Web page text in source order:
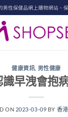
男性保健品網上購物網站、
健康資訊 男性健康
早洩會抱
ON 2023-03-09 BY 香